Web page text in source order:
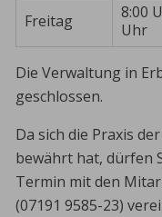
Freitag
8:00
Uhr
Die Verwaltung in
geschlossen.
Da sich die Praxis
bewährt hat, dürfen
Termin mit den
(07191 9585-23)